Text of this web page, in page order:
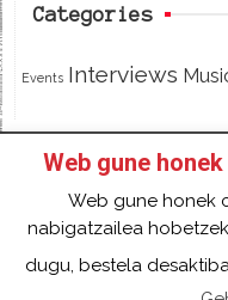
Categories
Events Interviews
HOME
HAZTE
FACEBOOK
2018 Gure
Aitortu 4.0
Web gune
Web gune honek
nabigatzailea
dugu, bestela